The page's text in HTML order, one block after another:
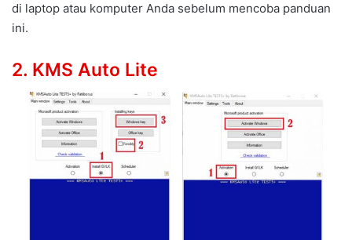
di laptop atau komputer Anda sebelum mencoba panduan
ini.
2. KMS Auto Lite